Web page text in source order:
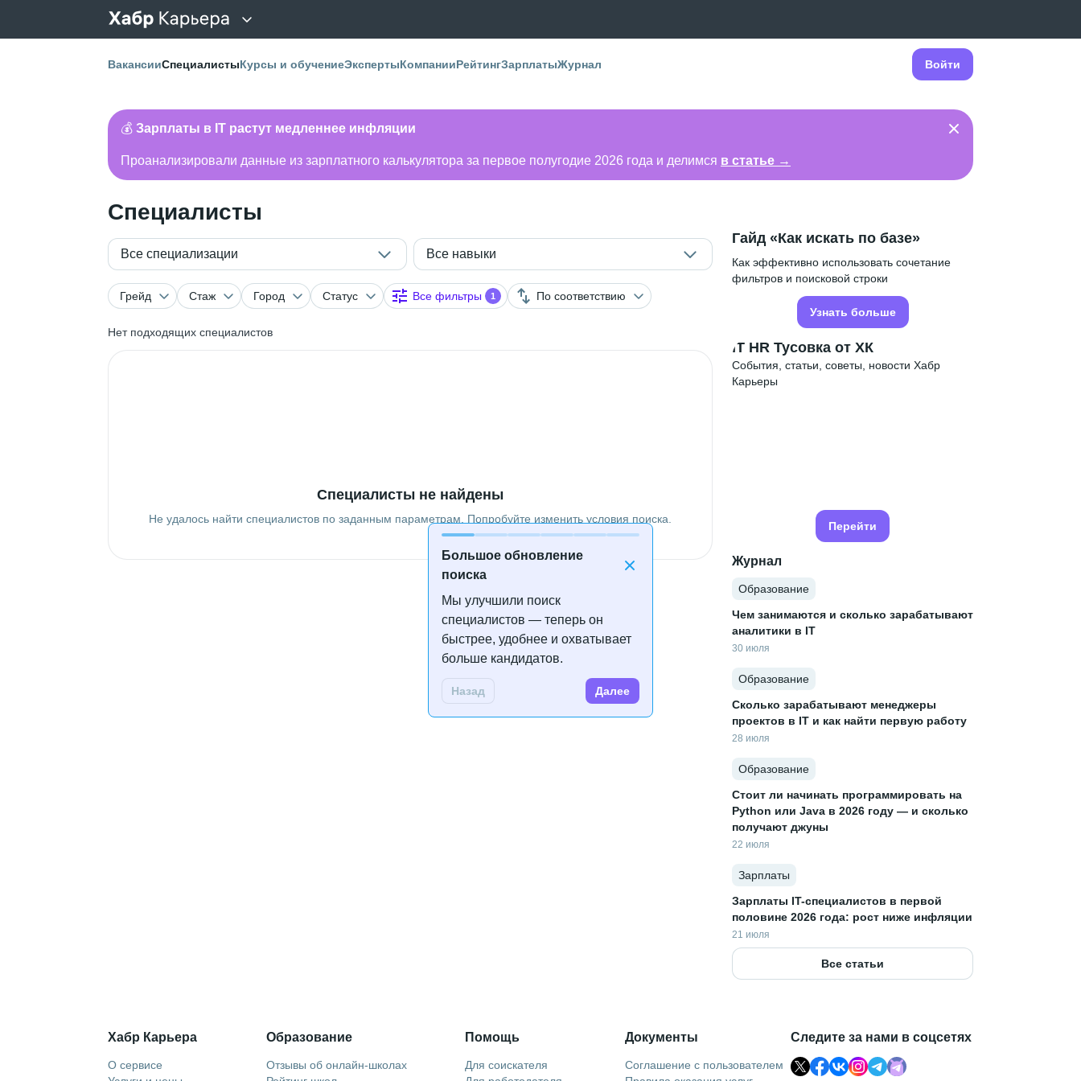
ВакансииСпециалистыКурсы и обучениеЭкспертыКомпанииРейтингЗарплатыЖурнал Войти
💰 Зарплаты в IT растут медленнее инфляции
Проанализировали данные из зарплатного калькулятора за первое полугодие 2026 года и делимся в статье →
Специалисты
Все специализации Все навыки
Грейд Стаж Город Статус Все фильтры 1 По соответствию
Нет подходящих специалистов
Большое обновление
поиска
Мы улучшили поиск
специалистов — теперь он
быстрее, удобнее и охватывает
больше кандидатов.
Назад Далее
Специалисты не найдены
Не удалось найти специалистов по заданным параметрам. Попробуйте изменить условия поиска.
Гайд «Как искать по базе»
Как эффективно использовать сочетание
фильтров и поисковой строки
Узнать больше
IT HR Тусовка от ХК
События, статьи, советы, новости Хабр
Карьеры
Перейти
Журнал
Образование
Чем занимаются и сколько зарабатывают
аналитики в IT
30 июля
Образование
Сколько зарабатывают менеджеры
проектов в IT и как найти первую работу
28 июля
Образование
Стоит ли начинать программировать на
Python или Java в 2026 году — и сколько
получают джуны
22 июля
Зарплаты
Зарплаты IT-специалистов в первой
половине 2026 года: рост ниже инфляции
21 июля
Все статьи
Хабр Карьера
О сервисе
Образование
Отзывы об онлайн-школах
Помощь
Для соискателя
Документы
Соглашение с пользователем
Следите за нами в соцсетях